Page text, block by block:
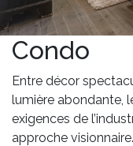
Condo
Entre décor
lumière abondante,
exigences de
approche